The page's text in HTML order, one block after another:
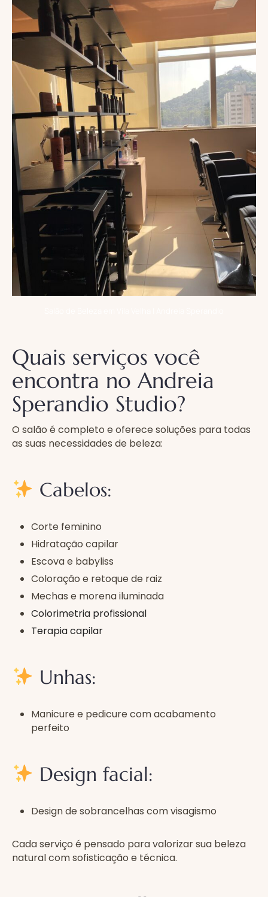
Quais serviços você
encontra no Andreia
Sperandio Studio?
O salão é completo e oferece soluções para todas
as suas necessidades de beleza:
Cabelos:
Corte feminino
Hidratação capilar
Escova e babyliss
Coloração e retoque de raiz
Mechas e morena iluminada
Colorimetria profissional
Terapia capilar
Unhas:
Manicure e pedicure com acabamento
perfeito
Design facial:
Design de sobrancelhas com visagismo
Cada serviço é pensado para valorizar sua beleza
natural com sofisticação e técnica.